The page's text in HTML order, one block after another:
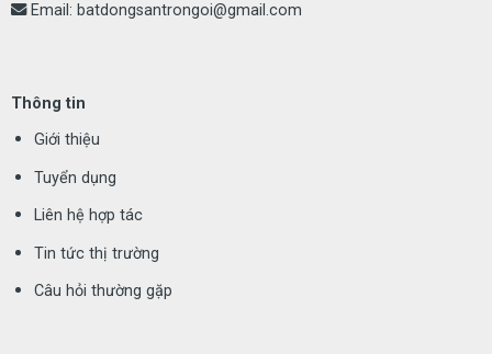
Email: batdongsantrongoi@gmail.com
Thông tin
Giới thiệu
Tuyển dụng
Liên hệ hợp tác
Tin tức thị trường
Câu hỏi thường gặp